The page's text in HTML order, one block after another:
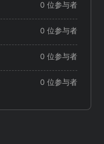
0 位参与者
0 位参与者
0 位参与者
0 位参与者